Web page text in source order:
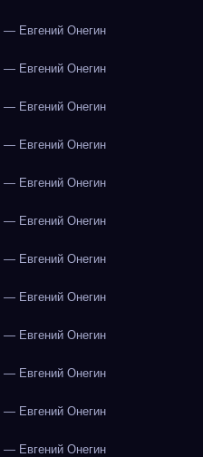
Евгений Онегин
Евгений Онегин
Евгений Онегин
Евгений Онегин
Евгений Онегин
Евгений Онегин
Евгений Онегин
Евгений Онегин
Евгений Онегин
Евгений Онегин
Евгений Онегин
Евгений Онегин